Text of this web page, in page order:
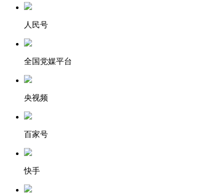
人民号
全国党媒平台
央视频
百家号
快手